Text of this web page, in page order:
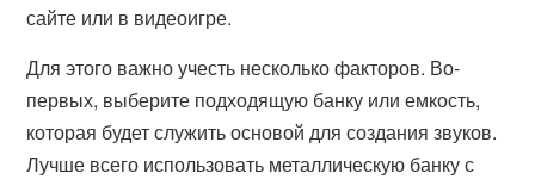
сайте или в видеоигре.
Для этого важно учесть несколько факторов. Во-
первых, выберите подходящую банку или емкость,
которая будет служить основой для создания звуков.
Лучше всего использовать металлическую банку с